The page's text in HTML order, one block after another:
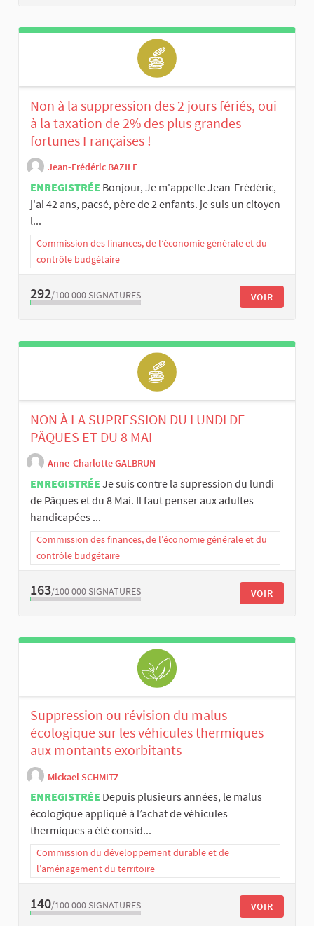
Non à la suppression des 2 jours fériés, oui
à la taxation de 2% des plus grandes
fortunes Françaises !
Jean-Frédéric BAZILE
ENREGISTRÉE Bonjour, Je m'appelle Jean-Frédéric,
j'ai 42 ans, pacsé, père de 2 enfants. je suis un citoyen
l...
Commission des finances, de l’économie générale et du
contrôle budgétaire
292/100 000 SIGNATURES VOIR
NON À LA SUPRESSION DU LUNDI DE
PÂQUES ET DU 8 MAI
Anne-Charlotte GALBRUN
ENREGISTRÉE Je suis contre la supression du lundi
de Pâques et du 8 Mai. Il faut penser aux adultes
handicapées ...
Commission des finances, de l’économie générale et du
contrôle budgétaire
163/100 000 SIGNATURES VOIR
Suppression ou révision du malus
écologique sur les véhicules thermiques
aux montants exorbitants
Mickael SCHMITZ
ENREGISTRÉE Depuis plusieurs années, le malus
écologique appliqué à l’achat de véhicules
thermiques a été consid...
Commission du développement durable et de
l’aménagement du territoire
140/100 000 SIGNATURES VOIR